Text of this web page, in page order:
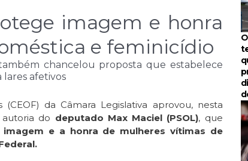
imagem e honra
e feminicídio
chancelou proposta que estabelece
lares afetivos
da Câmara Legislativa aprovou, nesta
autoria do deputado Max Maciel (PSOL), que
e a honra de mulheres vítimas de